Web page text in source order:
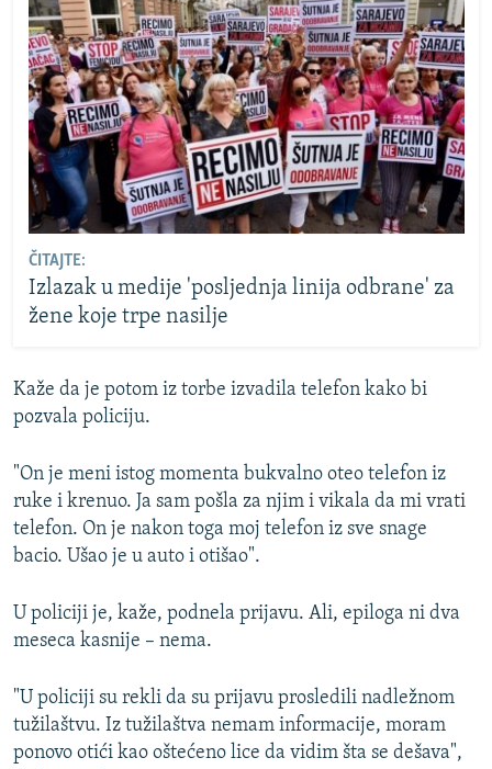
ČITAJTE:
Izlazak u medije 'posljednja linija odbrane' za
žene koje trpe nasilje
Kaže da je potom iz torbe izvadila telefon kako bi
pozvala policiju.
"On je meni istog momenta bukvalno oteo telefon iz
ruke i krenuo. Ja sam pošla za njim i vikala da mi vrati
telefon. On je nakon toga moj telefon iz sve snage
bacio. Ušao je u auto i otišao".
U policiji je, kaže, podnela prijavu. Ali, epiloga ni dva
meseca kasnije – nema.
"U policiji su rekli da su prijavu prosledili nadležnom
tužilaštvu. Iz tužilaštva nemam informacije, moram
ponovo otići kao oštećeno lice da vidim šta se dešava",